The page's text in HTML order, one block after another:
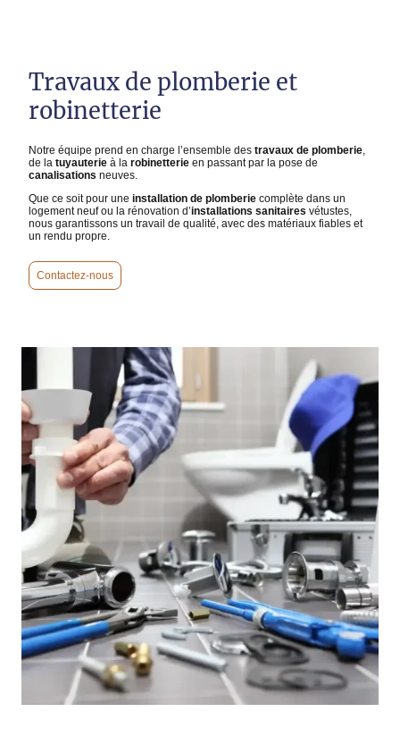
Travaux de plomberie et
robinetterie
Notre équipe prend en charge l’ensemble des travaux de plomberie,
de la tuyauterie à la robinetterie en passant par la pose de
canalisations neuves.
Que ce soit pour une installation de plomberie complète dans un
logement neuf ou la rénovation d’installations sanitaires vétustes,
nous garantissons un travail de qualité, avec des matériaux fiables et
un rendu propre.
Contactez-nous